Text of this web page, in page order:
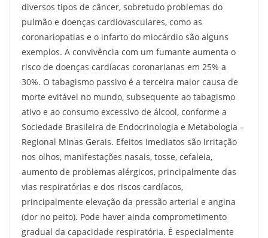
diversos tipos de câncer, sobretudo problemas do
pulmão e doenças cardiovasculares, como as
coronariopatias e o infarto do miocárdio são alguns
exemplos. A convivência com um fumante aumenta o
risco de doenças cardíacas coronarianas em 25% a
30%. O tabagismo passivo é a terceira maior causa de
morte evitável no mundo, subsequente ao tabagismo
ativo e ao consumo excessivo de álcool, conforme a
Sociedade Brasileira de Endocrinologia e Metabologia –
Regional Minas Gerais. Efeitos imediatos são irritação
nos olhos, manifestações nasais, tosse, cefaleia,
aumento de problemas alérgicos, principalmente das
vias respiratórias e dos riscos cardíacos,
principalmente elevação da pressão arterial e angina
(dor no peito). Pode haver ainda comprometimento
gradual da capacidade respiratória. É especialmente